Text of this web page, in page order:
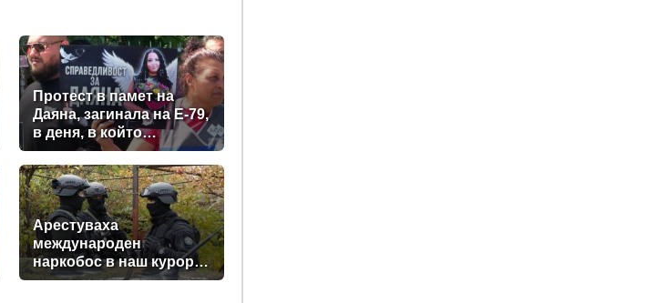
Протест в памет на
Даяна, загинала на Е-79,
в деня, в който
трябваше да е сватбата
ѝ (снимки)
Арестуваха
международен
наркобос в наш курорт
на морето, прекарвал